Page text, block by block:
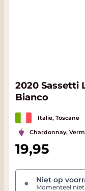
2020 Sassetti
Bianco
Italië, Toscane
Chardonnay,
19,95
● Niet op
Momenteel